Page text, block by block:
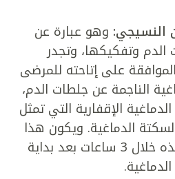
النسيجي: وهو عبارة عن
وتفكيكها، وتجدر
على إتاحته للمرضى
الناجمة عن جلطات الدم،
الإقفارية التي تمثل
السكتة الدماغية. ويكون هذا
الدواء فعالاً إذا تم أخذه خلال 3 ساعات بعد بداية